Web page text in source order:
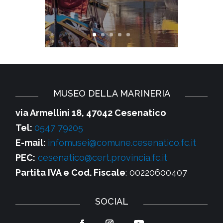
MUSEO DELLA MARINERIA
via Armellini 18, 47042 Cesenatico
Tel:0547 79205
E-mail: infomusei@comune.cesenatico.fc.it
PEC: cesenatico@cert.provincia.fc.it
Partita IVA e Cod. Fiscale: 00220600407
SOCIAL